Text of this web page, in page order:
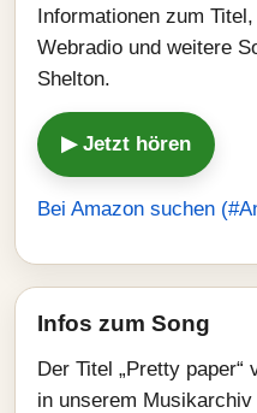
Informationen zum
Webradio und weitere
Shelton.
▶ Jetzt hören
Bei Amazon suchen
Infos zum Song
Der Titel „Pretty
in unserem